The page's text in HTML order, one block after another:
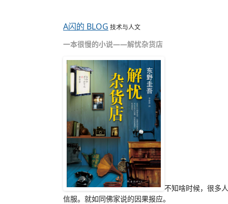
A闪的 BLOG 技术与人文
一本很慢的小说——解忧杂货店
不知啥时候，很多
信服。就如同佛家说的因果报应。